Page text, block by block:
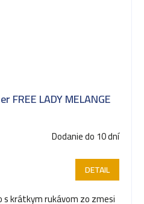
FREE LADY MELANGE
Dodanie do 10 dní
DETAIL
krátkym rukávom zo zmesi